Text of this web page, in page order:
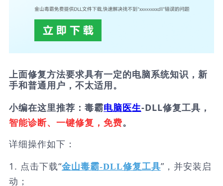
上面修复方法要求具有一定的电脑系统知识，新
手和普通用户，不太适用。
小编在这里推荐：毒霸电脑医生-DLL修复工具，
智能诊断、一键修复，免费。
详细操作如下：
1. 点击下载“金山毒霸-DLL修复工具”，并安装启
动；